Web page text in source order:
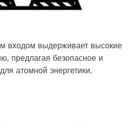
входом выдерживает высокие
предлагая безопасное и
атомной энергетики.